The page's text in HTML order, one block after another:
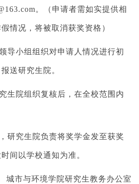
。（申请者需如实提供相
情况，将被取消获奖资格）
导小组组织对申请人情况进行初
送研究生院。
生院组织复核后，在全校范围内
研究生院负责将奖学金发至获奖
间以学校通知为准。
城市与环境学院研究生教务办公室